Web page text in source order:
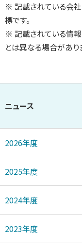
※ 記載されている会
標です。
※ 記載されている情報
とは異なる場合があり
ニュース
2026年度
2025年度
2024年度
2023年度